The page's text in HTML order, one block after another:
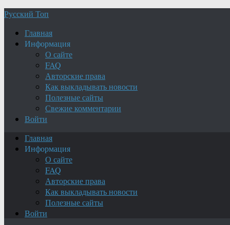
Русский Топ
Главная
Информация
О сайте
FAQ
Авторские права
Как выкладывать новости
Полезные сайты
Свежие комментарии
Войти
Главная
Информация
О сайте
FAQ
Авторские права
Как выкладывать новости
Полезные сайты
Войти